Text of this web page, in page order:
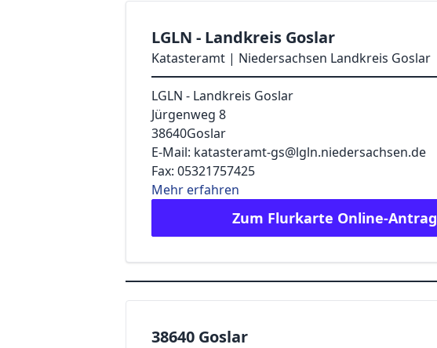
LGLN - Landkreis Goslar
Katasteramt | Niedersachsen Landkreis Goslar
LGLN - Landkreis Goslar
Jürgenweg 8
38640Goslar
E-Mail: katasteramt-gs@lgln.niedersachsen.de
Fax: 05321757425
Mehr erfahren
Zum Flurkarte Online-Antrag
38640 Goslar